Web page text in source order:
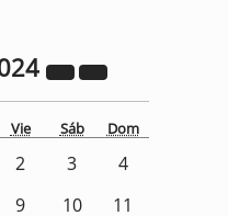
Vie Sáb Dom
2 3
4
9 10
11